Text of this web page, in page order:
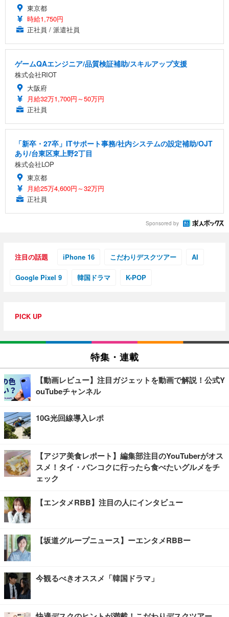
東京都
時給1,750円
正社員 / 派遣社員
ゲームQAエンジニア/品質検証補助/スキルアップ支援
株式会社RIOT
大阪府
月給32万1,700円～50万円
正社員
「新卒・27卒」ITサポート事務/社内システムの設定補助/OJT
あり/台東区東上野2丁目
株式会社LOP
東京都
月給25万4,600円～32万円
正社員
Sponsored by
注目の話題 iPhone 16 こだわりデスクツアー AI
Google Pixel 9 韓国ドラマ K-POP
PICK UP
特集・連載
【動画レビュー】注目ガジェットを動画で解説！公式Y
ouTubeチャンネル
10G光回線導入レポ
【アジア美食レポート】編集部注目のYouTuberがオス
スメ！タイ・バンコクに行ったら食べたいグルメをチ
ェック
【エンタメRBB】注目の人にインタビュー
【坂道グループニュース】ーエンタメRBBー
今観るべきオススメ「韓国ドラマ」